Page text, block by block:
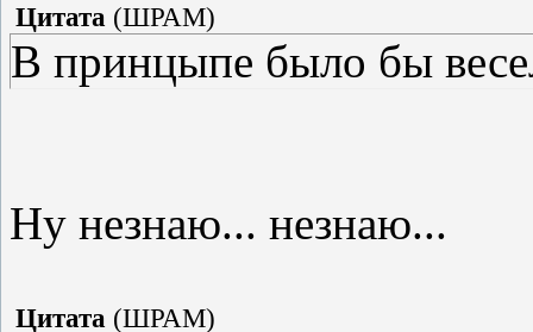
Цитата (ШРАМ)
В принцыпе было бы
Ну незнаю... незнаю...
Цитата (ШРАМ)